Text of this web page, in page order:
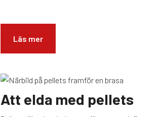
Läs mer
Att elda med pellets